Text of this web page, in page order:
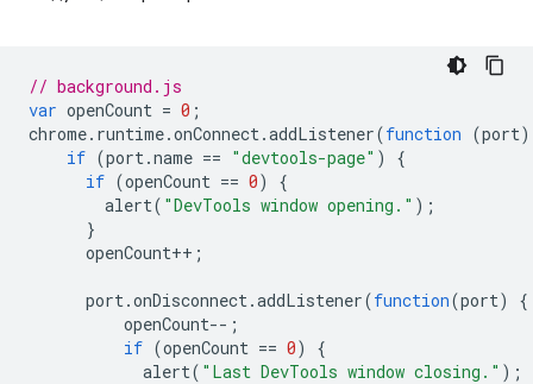
// background.js
var openCount = 0 ;
chrome. runtime.onConnect.addListener(function (port)
if (port.name == "devtools-page" )
{
if (openCount == 0)
{
alert( "DevTools window opening." );
}
openCount++ ;
port.onDisconnect.addListener(function(port)
{
openCount-- ;
if (openCount == 0)
{
alert( "Last DevTools window closing." );